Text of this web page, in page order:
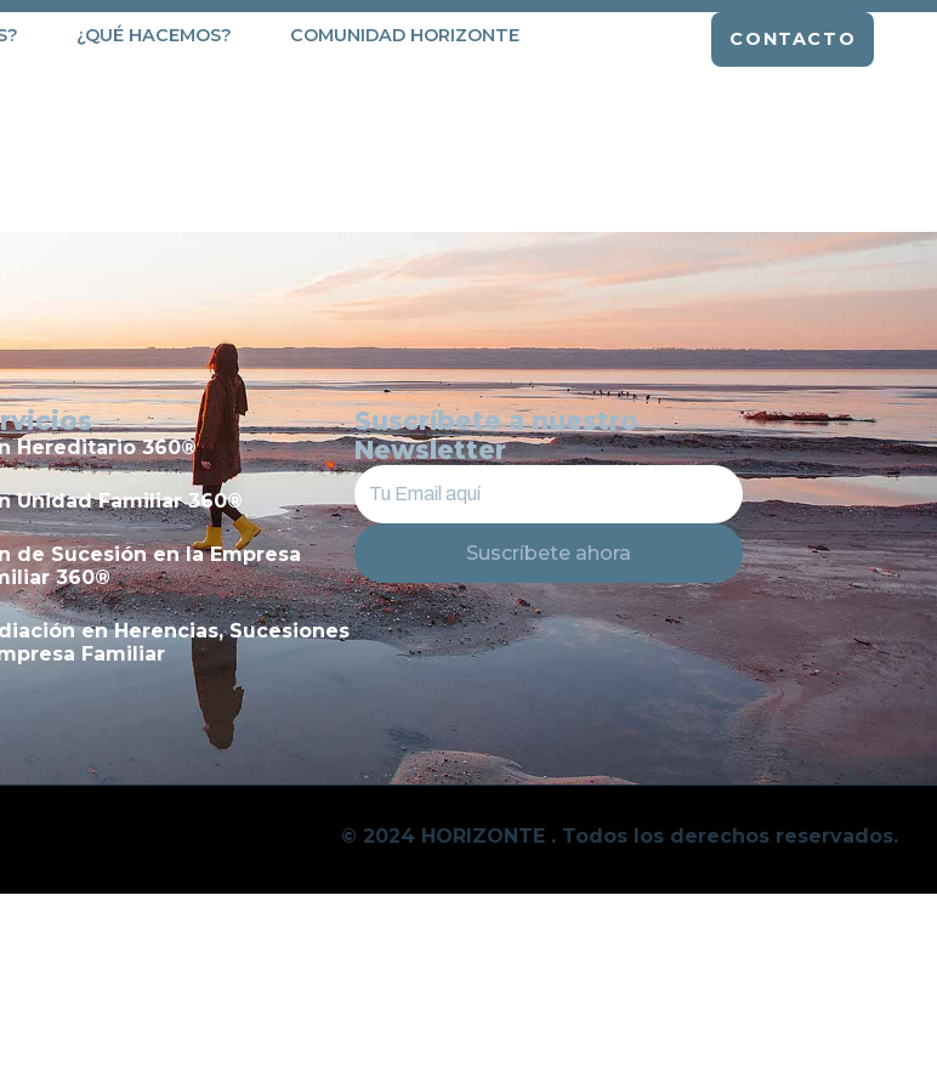
¿QUÉ HACEMOS? COMUNIDAD HORIZONTE CONTACTO
Hereditario 360®
Unidad Familiar 360®
de Sucesión en la Empresa
360®
en Herencias, Sucesiones
Familiar
Suscríbete a nuestro
Newsletter
Suscríbete ahora
© 2024 HORIZONTE . Todos los derechos reservados.